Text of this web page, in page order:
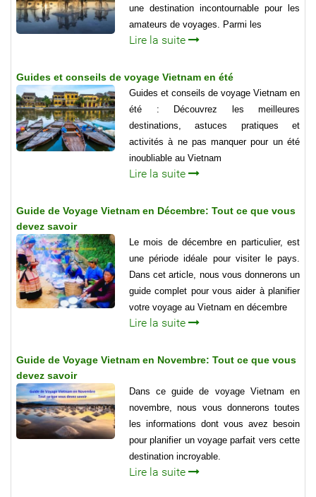
une destination incontournable pour les
amateurs de voyages. Parmi les
Lire la suite
Guides et conseils de voyage Vietnam en été
Guides et conseils de voyage Vietnam en
été : Découvrez les meilleures
destinations, astuces pratiques et
activités à ne pas manquer pour un été
inoubliable au Vietnam
Lire la suite
Guide de Voyage Vietnam en Décembre: Tout ce que vous
devez savoir
Le mois de décembre en particulier, est
une période idéale pour visiter le pays.
Dans cet article, nous vous donnerons un
guide complet pour vous aider à planifier
votre voyage au Vietnam en décembre
Lire la suite
Guide de Voyage Vietnam en Novembre: Tout ce que vous
devez savoir
Dans ce guide de voyage Vietnam en
novembre, nous vous donnerons toutes
les informations dont vous avez besoin
pour planifier un voyage parfait vers cette
destination incroyable.
Lire la suite